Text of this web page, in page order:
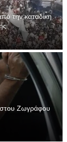
την καταδίκη
Ζωγράφου